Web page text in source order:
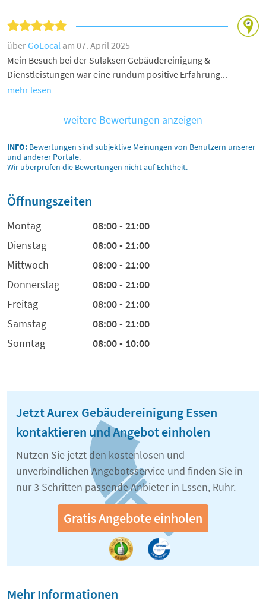
überGoLocal am 07. April 2025
Mein Besuch bei der Sulaksen Gebäudereinigung &
Dienstleistungen war eine rundum positive Erfahrung...
mehr lesen
weitere Bewertungen anzeigen
INFO: Bewertungen sind subjektive Meinungen von Benutzern unserer
und anderer Portale.
Wir überprüfen die Bewertungen nicht auf Echtheit.
Öffnungszeiten
Montag
08:00 - 21:00
Dienstag
08:00 - 21:00
Mittwoch
08:00 - 21:00
Donnerstag
08:00 - 21:00
Freitag
08:00 - 21:00
Samstag
08:00 - 21:00
Sonntag
08:00 - 10:00
Jetzt Aurex Gebäudereinigung Essen
kontaktieren und Angebot einholen
Nutzen Sie jetzt den kostenlosen und
unverbindlichen Angebotsservice und finden Sie in
nur 3 Schritten passende Anbieter in Essen, Ruhr.
Gratis Angebote einholen
Mehr Informationen